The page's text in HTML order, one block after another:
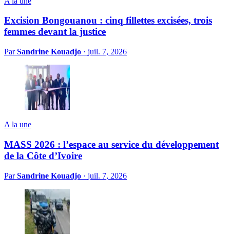
Excision Bongouanou : cinq fillettes excisées, trois
femmes devant la justice
ParSandrine Kouadjo · juil. 7, 2026
A la une
MASS 2026 : l’espace au service du développement
de la Côte d’Ivoire
ParSandrine Kouadjo · juil. 7, 2026